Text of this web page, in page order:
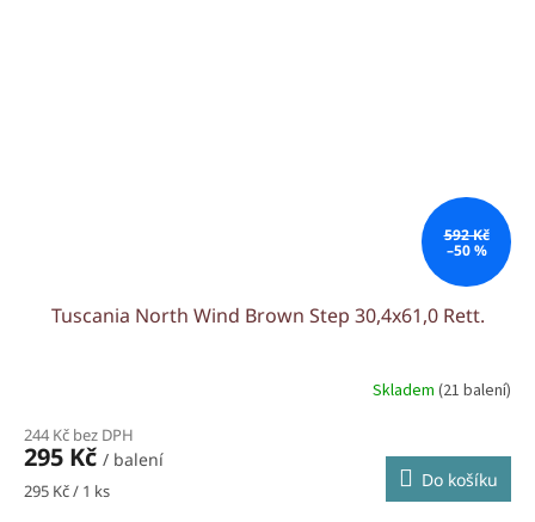
592 Kč
–50 %
Tuscania North Wind Brown Step 30,4x61,0 Rett.
Skladem (21 balení)
244 Kč bez DPH
295 Kč / balení
Měrná
295 Kč / 1 ks Do košíku